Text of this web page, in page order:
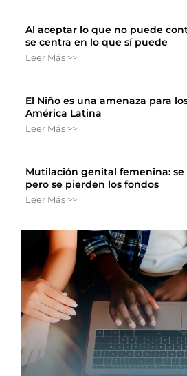
Al aceptar lo que no puede
se centra en lo que sí puede
Leer Más >>
El Niño es una amenaza para
América Latina
Leer Más >>
Mutilación genital femenina:
pero se pierden los fondos
Leer Más >>